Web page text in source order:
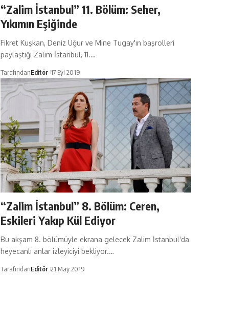
“Zalim İstanbul” 11. Bölüm: Seher,
Yıkımın Eşiğinde
Fikret Kuşkan, Deniz Uğur ve Mine Tugay'ın başrolleri
paylaştığı Zalim İstanbul, 11.…
TarafındanEditör 17 Eyl 2019
“Zalim İstanbul” 8. Bölüm: Ceren,
Eskileri Yakıp Kül Ediyor
Bu akşam 8. bölümüyle ekrana gelecek Zalim İstanbul'da
heyecanlı anlar izleyiciyi bekliyor.…
TarafındanEditör 21 May 2019